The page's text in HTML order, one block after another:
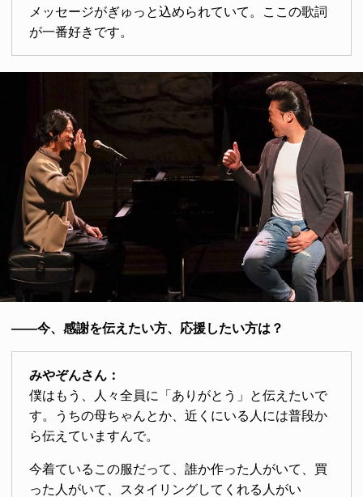
メッセージがぎゅっと込められていて。ここの歌詞
が一番好きです。
――今、感謝を伝えたい方、応援したい方は？
みやぞんさん：
僕はもう、人々全員に「ありがとう」と伝えたいで
す。うちの母ちゃんとか、近くにいる人には普段か
ら伝えていますんで。
今着ているこの服だって、誰か作った人がいて、買
った人がいて、スタイリングしてくれる人がい